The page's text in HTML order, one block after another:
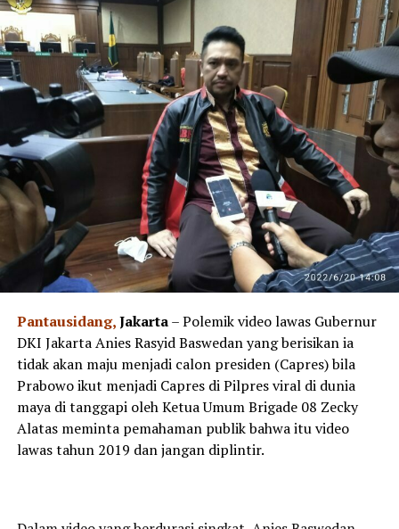
Pantausidang,Jakarta– Polemik video lawas Gubernur
DKI Jakarta Anies Rasyid Baswedan yang berisikan ia
tidak akan maju menjadi calon presiden (Capres) bila
Prabowo ikut menjadi Capres di Pilpres viral di dunia
maya di tanggapi oleh Ketua Umum Brigade 08 Zecky
Alatas meminta pemahaman publik bahwa itu video
lawas tahun 2019 dan jangan diplintir.